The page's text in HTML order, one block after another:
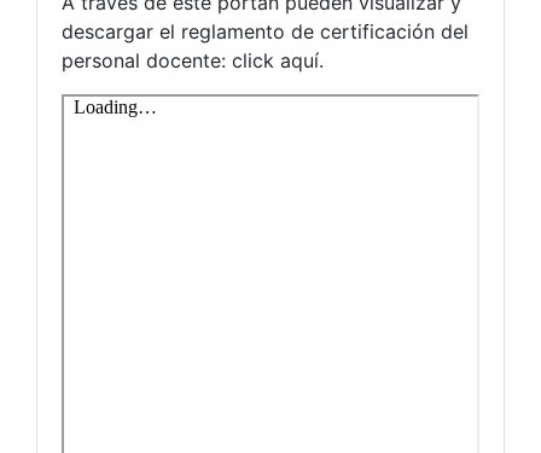
descargar el reglamento de certificación del
personal docente: click aquí.